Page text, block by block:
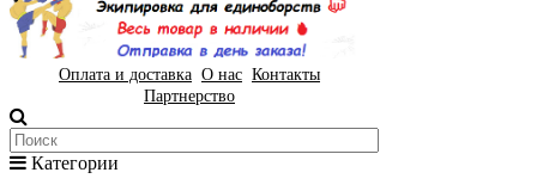
Оплата и доставка О нас Контакты
Партнерство
Категории